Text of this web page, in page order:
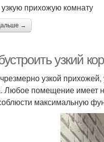
прихожую комнату
→
узкий
узкой
Любое помещение имеет
максимальную